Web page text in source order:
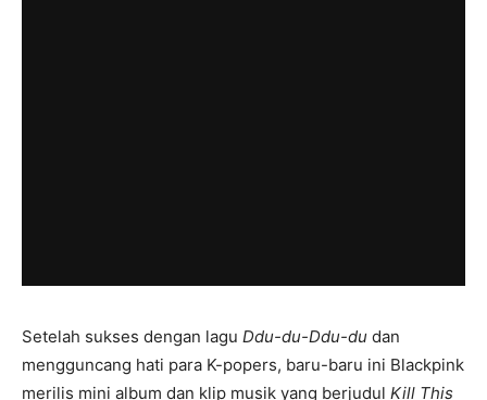
Setelah sukses dengan lagu Ddu-du-Ddu-du dan
mengguncang hati para K-popers, baru-baru ini Blackpink
merilis mini album dan klip musik yang berjudul Kill This